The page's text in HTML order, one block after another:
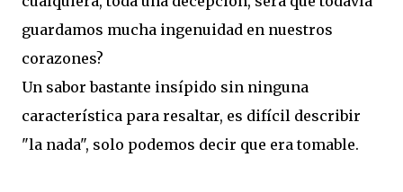
guardamos mucha ingenuidad en nuestros
corazones?
Un sabor bastante insípido sin ninguna
característica para resaltar, es difícil describir
"la nada", solo podemos decir que era tomable.